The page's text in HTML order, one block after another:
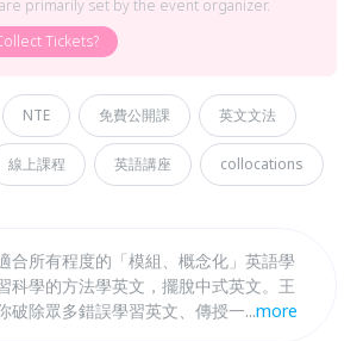
primarily set by the event organizer.
Tickets?
NTE 免費公開課 英文文法
線上課程 英語講座 collocations
合所有程度的「模組、概念化」英語學
科學的方法學英文，擺脫中式英文。王
破除眾多錯誤學習英文、傳授一輩子受
...more